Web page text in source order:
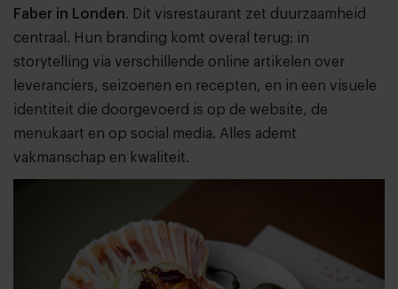
Faber in Londen. Dit visrestaurant zet duurzaamheid
centraal. Hun branding komt overal terug: in
storytelling via verschillende online artikelen over
leveranciers, seizoenen en recepten, en in een visuele
identiteit die doorgevoerd is op de website, de
menukaart en op social media. Alles ademt
vakmanschap en kwaliteit.